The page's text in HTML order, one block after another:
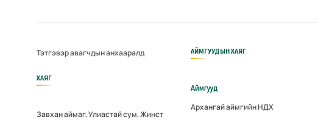
Тэтгэвэр авагчдын анхааралд
ХАЯГ
Завхан аймаг, Улиастай сум, Жинст
АЙМГУУДЫН ХАЯГ
Аймгууд
Архангай аймгийн НДХ